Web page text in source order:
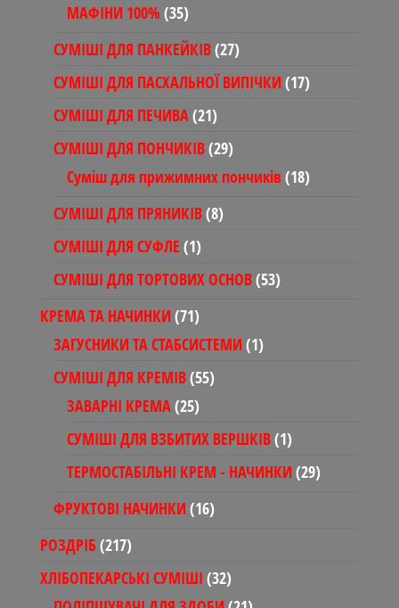
МАФІНИ 100% 3535
товарів
СУМІШІ ДЛЯ ПАНКЕЙКІВ 2727
товарів
СУМІШІ ДЛЯ ПАСХАЛЬНОЇ ВИПІЧКИ 1717
СУМІШІ ДЛЯ ПЕЧИВА 2121
товар
СУМІШІ ДЛЯ ПОНЧИКІВ 2929
товарів
Суміш для прижимних пончиків 1818
СУМІШІ ДЛЯ ПРЯНИКІВ 88
СУМІШІ ДЛЯ СУФЛЕ 11
товар
СУМІШІ ДЛЯ ТОРТОВИХ ОСНОВ 5353
КРЕМА ТА НАЧИНКИ 7171
товар
ЗАГУСНИКИ ТА СТАБСИСТЕМИ 11
СУМІШІ ДЛЯ КРЕМІВ 5555
ЗАВАРНІ КРЕМА 2525
товарів
СУМІШІ ДЛЯ ВЗБИТИХ ВЕРШКІВ 11
товар
ТЕРМОСТАБІЛЬНІ КРЕМ - НАЧИНКИ 2929
ФРУКТОВІ НАЧИНКИ 1616
РОЗДРІБ 217217
товарів
ХЛІБОПЕКАРСЬКІ СУМІШІ 3232
товари